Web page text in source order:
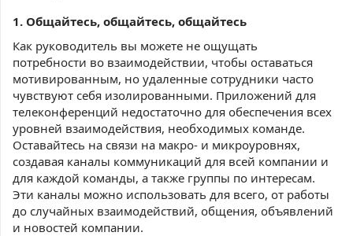
1. Общайтесь, общайтесь, общайтесь
Как руководитель вы можете не ощущать
потребности во взаимодействии, чтобы оставаться
мотивированным, но удаленные сотрудники часто
чувствуют себя изолированными. Приложений для
телеконференций недостаточно для обеспечения всех
уровней взаимодействия, необходимых команде.
Оставайтесь на связи на макро- и микроуровнях,
создавая каналы коммуникаций для всей компании и
для каждой команды, а также группы по интересам.
Эти каналы можно использовать для всего, от работы
до случайных взаимодействий, общения, объявлений
и новостей компании.